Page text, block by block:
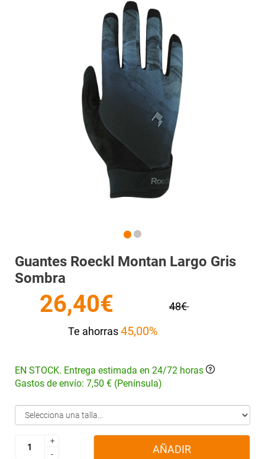
Guantes Roeckl Montan Largo Gris
Sombra
26,40€
48€
Te ahorras45,00%
EN STOCK. Entrega estimada en 24/72 horas
Gastos de envío: 7,50 € (Península)
+
-
+
-
AÑADIR